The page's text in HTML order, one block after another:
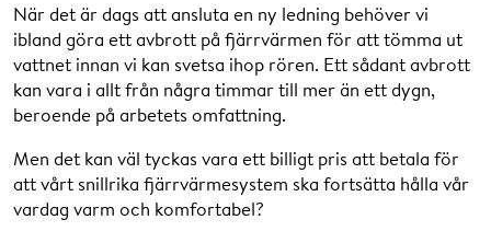
När det är dags att ansluta en ny ledning behöver vi
ibland göra ett avbrott på fjärrvärmen för att tömma ut
vattnet innan vi kan svetsa ihop rören. Ett sådant avbrott
kan vara i allt från några timmar till mer än ett dygn,
beroende på arbetets omfattning.
Men det kan väl tyckas vara ett billigt pris att betala för
att vårt snillrika fjärrvärmesystem ska fortsätta hålla vår
vardag varm och komfortabel?